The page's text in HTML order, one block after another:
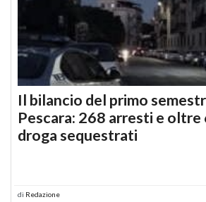
Il bilancio del primo
Pescara: 268 arresti e oltre
droga sequestrati
di Redazione